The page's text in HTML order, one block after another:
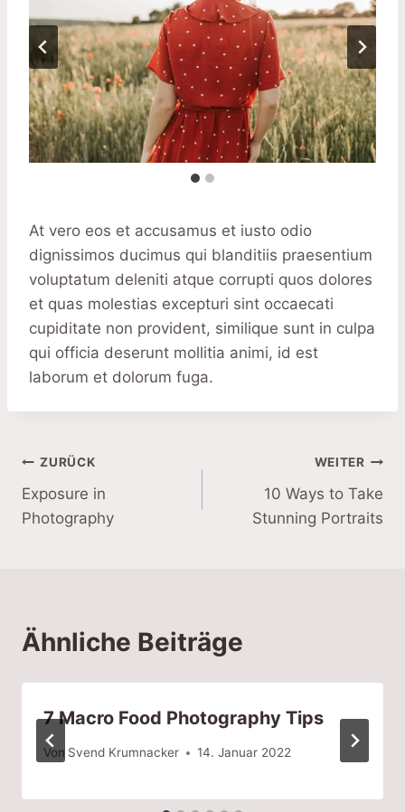
At vero eos et accusamus et iusto odio
dignissimos ducimus qui blanditiis praesentium
voluptatum deleniti atque corrupti quos dolores
et quas molestias excepturi sint occaecati
cupiditate non provident, similique sunt in culpa
qui officia deserunt mollitia animi, id est
laborum et dolorum fuga.
Beitragsnavigation
ZURÜCK
Exposure in
Photography
WEITER
10 Ways to Take
Stunning Portraits
Ähnliche Beiträge
7 Macro Food Photography Tips
Von Svend Krumnacker 14. Januar 2022